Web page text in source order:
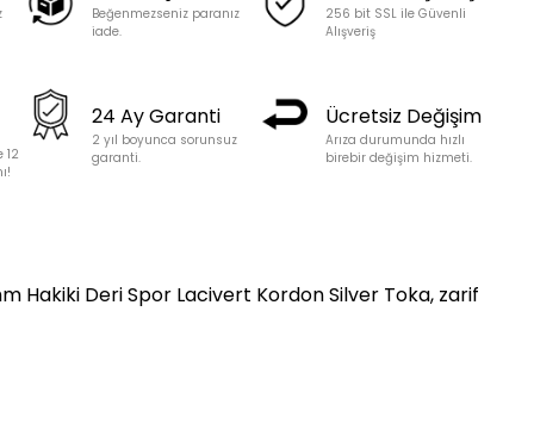
Beğenmezseniz paranız
iade.
256 bit SSL ile Güvenli
Alışveriş
12
24 Ay Garanti
2 yıl boyunca sorunsuz
garanti.
Ücretsiz Değişim
Arıza durumunda hızlı
birebir değişim hizmeti.
Hakiki Deri Spor Lacivert Kordon Silver Toka, zarif